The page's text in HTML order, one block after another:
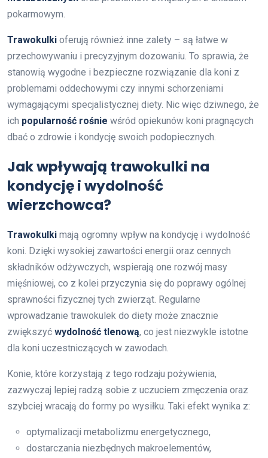
pokarmowym.
Trawokulki oferują również inne zalety – są łatwe w
przechowywaniu i precyzyjnym dozowaniu. To sprawia, że
stanowią wygodne i bezpieczne rozwiązanie dla koni z
problemami oddechowymi czy innymi schorzeniami
wymagającymi specjalistycznej diety. Nic więc dziwnego, że
ich popularność rośnie wśród opiekunów koni pragnących
dbać o zdrowie i kondycję swoich podopiecznych.
Jak wpływają trawokulki na
kondycję i wydolność
wierzchowca?
Trawokulki mają ogromny wpływ na kondycję i wydolność
koni. Dzięki wysokiej zawartości energii oraz cennych
składników odżywczych, wspierają one rozwój masy
mięśniowej, co z kolei przyczynia się do poprawy ogólnej
sprawności fizycznej tych zwierząt. Regularne
wprowadzanie trawokulek do diety może znacznie
zwiększyć wydolność tlenową, co jest niezwykle istotne
dla koni uczestniczących w zawodach.
Konie, które korzystają z tego rodzaju pożywienia,
zazwyczaj lepiej radzą sobie z uczuciem zmęczenia oraz
szybciej wracają do formy po wysiłku. Taki efekt wynika z:
optymalizacji metabolizmu energetycznego,
dostarczania niezbędnych makroelementów,